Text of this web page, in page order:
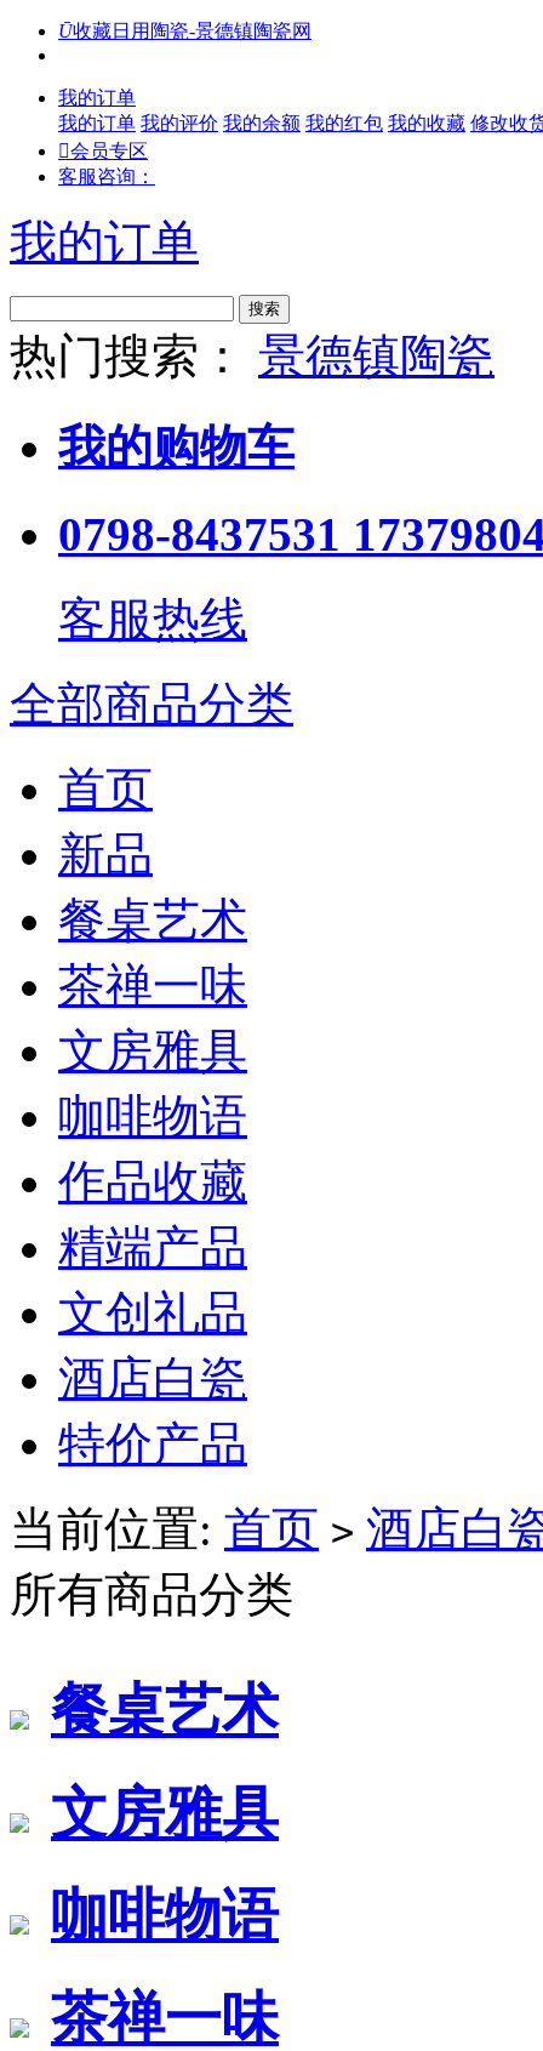
Ū收藏日用陶瓷-景德镇陶瓷网
我的订单
我的订单 我的评价 我的余额 我的红包 我的收藏 修改收
会员专区
客服咨询：
我的订单
搜索
热门搜索：
景德镇陶瓷
我的购物车
0798-8437531
客服热线
全部商品分类
首页
新品
餐桌艺术
茶禅一味
文房雅具
咖啡物语
作品收藏
精端产品
文创礼品
酒店白瓷
特价产品
当前位置: 首页 > 酒店白
所有商品分类
餐桌艺术
文房雅具
咖啡物语
茶禅一味